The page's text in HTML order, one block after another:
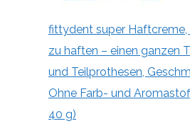
fittydent super
zu haften – einen ganzen
und Teilprothesen,
Ohne Farb- und
40 g)